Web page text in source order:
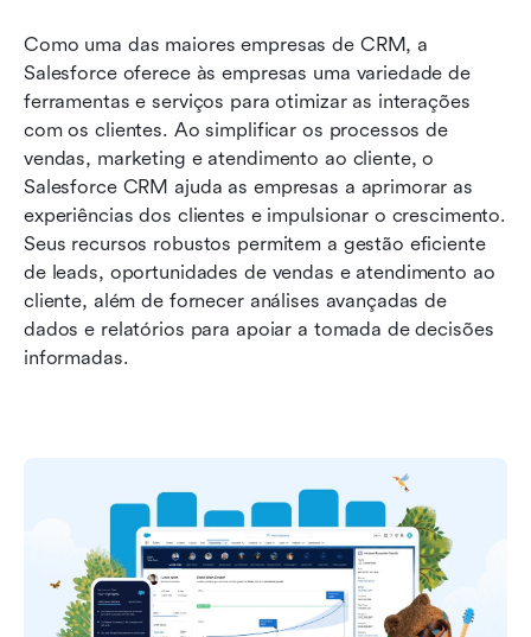
Como uma das maiores empresas de CRM, a
Salesforce oferece às empresas uma variedade de
ferramentas e serviços para otimizar as interações
com os clientes. Ao simplificar os processos de
vendas, marketing e atendimento ao cliente, o
Salesforce CRM ajuda as empresas a aprimorar as
experiências dos clientes e impulsionar o crescimento.
Seus recursos robustos permitem a gestão eficiente
de leads, oportunidades de vendas e atendimento ao
cliente, além de fornecer análises avançadas de
dados e relatórios para apoiar a tomada de decisões
informadas.